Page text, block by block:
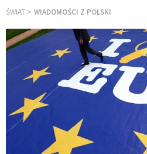
ŚWIAT WIADOMOŚCI Z POLSKI